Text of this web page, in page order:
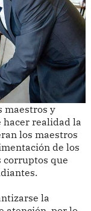
maestros y
hacer realidad la
los maestros
de los
corruptos que
la